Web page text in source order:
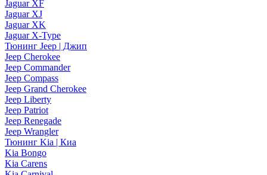
Jaguar XF
Jaguar XJ
Jaguar XK
Jaguar X-Type
Тюнинг Jeep | Джип
Jeep Cherokee
Jeep Commander
Jeep Compass
Jeep Grand Cherokee
Jeep Liberty
Jeep Patriot
Jeep Renegade
Jeep Wrangler
Тюнинг Kia | Киа
Kia Bongo
Kia Carens